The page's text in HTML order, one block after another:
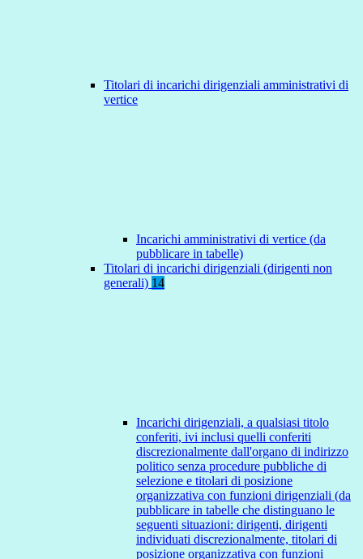
Titolari di incarichi dirigenziali amministrativi di
vertice
Incarichi amministrativi di vertice (da
pubblicare in tabelle)
Titolari di incarichi dirigenziali (dirigenti non
generali) 14
Incarichi dirigenziali, a qualsiasi titolo
conferiti, ivi inclusi quelli conferiti
discrezionalmente dall'organo di indirizzo
politico senza procedure pubbliche di
selezione e titolari di posizione
organizzativa con funzioni dirigenziali (da
pubblicare in tabelle che distinguano le
seguenti situazioni: dirigenti, dirigenti
individuati discrezionalmente, titolari di
posizione organizzativa con funzioni